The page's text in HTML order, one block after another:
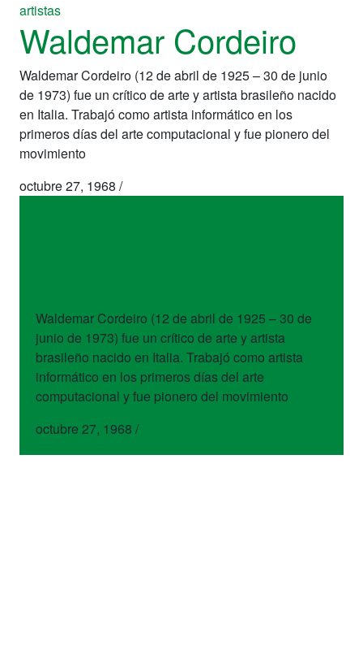
artistas
Waldemar Cordeiro
Waldemar Cordeiro (12 de abril de 1925 – 30 de junio
de 1973) fue un crítico de arte y artista brasileño nacido
en Italia. Trabajó como artista informático en los
primeros días del arte computacional y fue pionero del
movimiento
octubre 27, 1968 /
Waldemar Cordeiro (12 de abril de 1925 – 30 de
junio de 1973) fue un crítico de arte y artista
brasileño nacido en Italia. Trabajó como artista
informático en los primeros días del arte
computacional y fue pionero del movimiento
octubre 27, 1968 /